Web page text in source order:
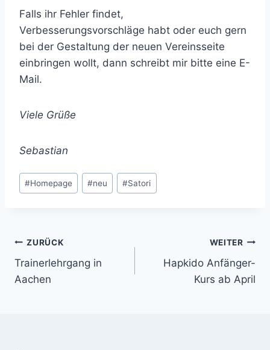
Falls ihr Fehler findet,
Verbesserungsvorschläge habt oder euch gern
bei der Gestaltung der neuen Vereinsseite
einbringen wollt, dann schreibt mir bitte eine E-
Mail.
Viele Grüße
Sebastian
Schlagworte:
#Homepage #neu #Satori
Beitragsnavigation
ZURÜCK
Trainerlehrgang in
Aachen
WEITER
Hapkido Anfänger-
Kurs ab April